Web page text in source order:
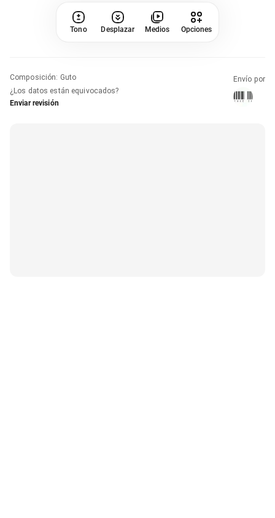
Tono Desplazar Medios Opciones
Composición: Guto
¿Los datos están equivocados?
Enviar revisión
Envío por